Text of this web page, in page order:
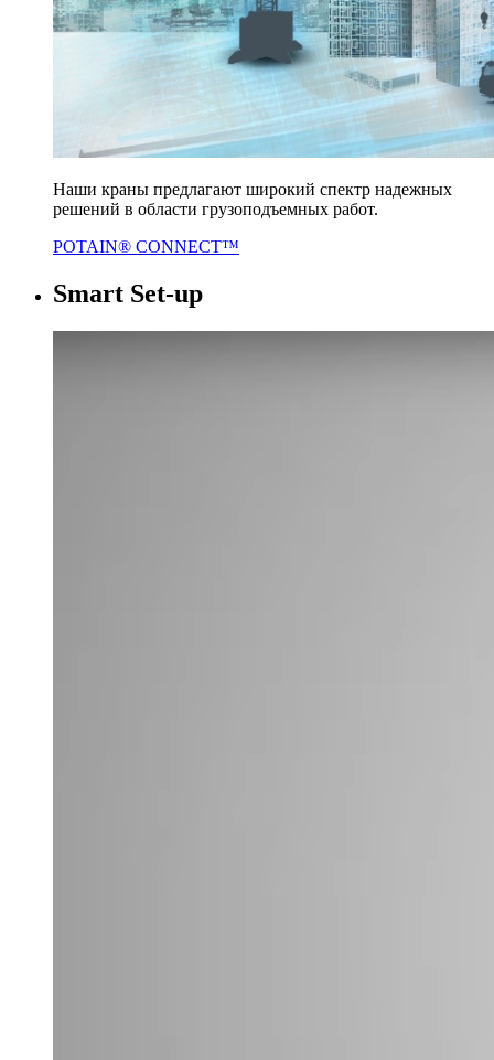
Наши краны предлагают широкий спектр надежных
решений в области грузоподъемных работ.
POTAIN® CONNECT™
Smart Set-up